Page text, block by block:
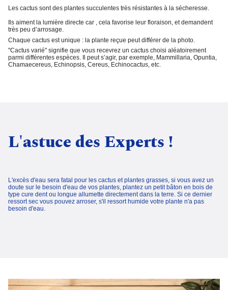
Les cactus sont des plantes succulentes très résistantes à la sécheresse.
Ils aiment la lumière directe car , cela favorise leur floraison, et demandent
très peu d’arrosage.
Chaque cactus est unique : la plante reçue peut différer de la photo.
"Cactus varié" signifie que vous recevrez un cactus choisi aléatoirement
parmi différentes espèces. Il peut s’agir, par exemple, Mammillaria, Opuntia,
Chamaecereus, Echinopsis, Cereus, Echinocactus, etc.
L'astuce des Experts !
L'excès d'eau sera fatal pour les cactus et plantes grasses, si vous avez un
doute sur le besoin d'eau de vos plantes, plantez un petit bâton en bois de
type cure dent ou longue allumette directement dans la terre. Si ce dernier
ressort sec vous pouvez arroser, s'il ressort humide votre plante n'a pas
besoin d'eau.